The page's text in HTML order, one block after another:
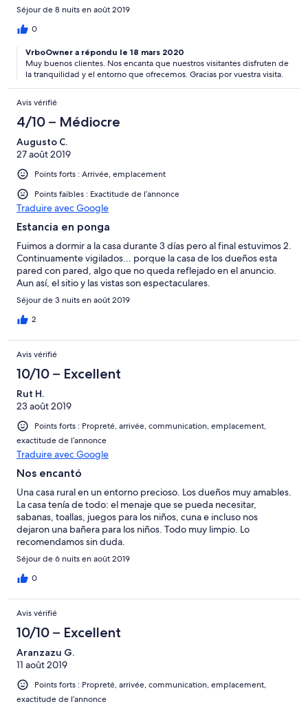
Séjour de 8 nuits en août 2019
0
VrboOwner a répondu le 18 mars 2020
Muy buenos clientes. Nos encanta que nuestros visitantes disfruten de
la tranquilidad y el entorno que ofrecemos. Gracias por vuestra visita.
Avis vérifié
4/10 – Médiocre
Augusto C.
27 août 2019
Points forts : Arrivée, emplacement
Points faibles : Exactitude de l’annonce
Traduire avec Google
Estancia en ponga
Fuimos a dormir a la casa durante 3 días pero al final estuvimos 2.
Continuamente vigilados... porque la casa de los dueños esta
pared con pared, algo que no queda reflejado en el anuncio.
Aun así, el sitio y las vistas son espectaculares.
Séjour de 3 nuits en août 2019
2
Avis vérifié
10/10 – Excellent
Rut H.
23 août 2019
Points forts : Propreté, arrivée, communication, emplacement,
exactitude de l’annonce
Traduire avec Google
Nos encantó
Una casa rural en un entorno precioso. Los dueños muy amables.
La casa tenía de todo: el menaje que se pueda necesitar,
sabanas, toallas, juegos para los niños, cuna e incluso nos
dejaron una bañera para los niños. Todo muy limpio. Lo
recomendamos sin duda.
Séjour de 6 nuits en août 2019
0
Avis vérifié
10/10 – Excellent
Aranzazu G.
11 août 2019
Points forts : Propreté, arrivée, communication, emplacement,
exactitude de l’annonce